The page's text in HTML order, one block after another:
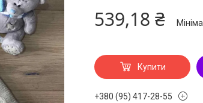
539,18 ₴
Купити
+380 (95) 417-28-55